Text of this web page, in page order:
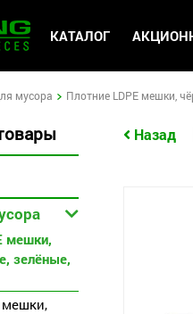
KАТАЛОГ
мусора Плотние LDPE мешки,
мешки,
зелёные,
мешки,
Назад